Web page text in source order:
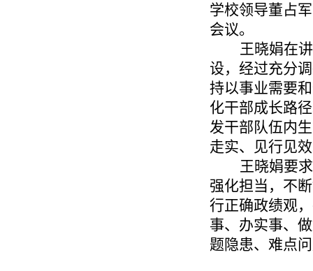
学校领导董占
会议。
王晓娟在
设，经过充分
持以事业需要
化干部成长路
发干部队伍内
走实、见行见
王晓娟要
强化担当，不
行正确政绩观
事、办实事、
题隐患、难点